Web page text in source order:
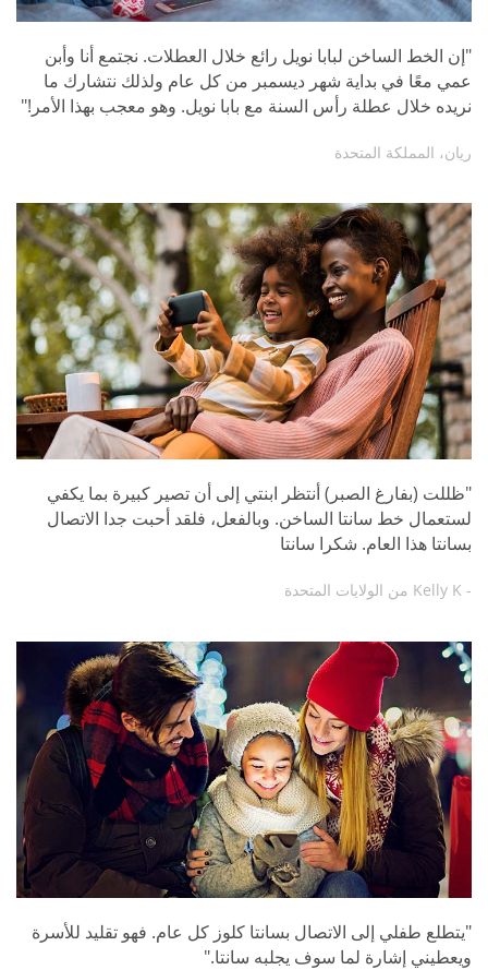
"إن الخط الساخن لبابا نويل رائع خلال العطلات. نجتمع أنا وأبن
عمي معًا في بداية شهر ديسمبر من كل عام ولذلك نتشارك ما
نريده خلال عطلة رأس السنة مع بابا نويل. وهو معجب بهذا الأمر!"
ريان، المملكة المتحدة
"ظللت (بفارغ الصبر) أنتظر ابنتي إلى أن تصير كبيرة بما يكفي
لستعمال خط سانتا الساخن. وبالفعل، فلقد أحبت جدا الاتصال
بسانتا هذا العام. شكرا سانتا
- Kelly K من الولايات المتحدة
"يتطلع طفلي إلى الاتصال بسانتا كلوز كل عام. فهو تقليد للأسرة
ويعطيني إشارة لما سوف يجلبه سانتا."